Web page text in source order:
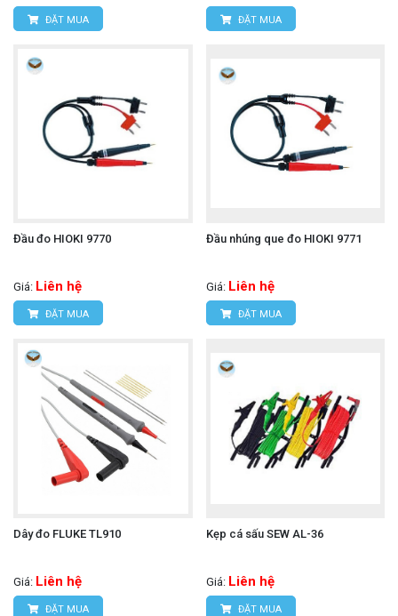
ĐẶT MUA ĐẶT MUA
Đầu đo HIOKI 9770
Giá: Liên hệ
ĐẶT MUA
Đầu nhúng que đo HIOKI 9771
Giá: Liên hệ
ĐẶT MUA
Dây đo FLUKE TL910
Giá: Liên hệ
ĐẶT MUA
Kẹp cá sấu SEW AL-36
Giá: Liên hệ
ĐẶT MUA